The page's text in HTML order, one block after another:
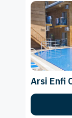
Arsi Enfi